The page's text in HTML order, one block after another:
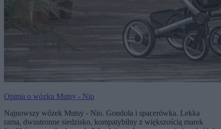
Opinia o wózku Mutsy - Nio
Najnowszy wózek Mutsy - Nio. Gondola i spacerówka. Lekka
rama, dwustronne siedzisko, kompatybilny z większością marek